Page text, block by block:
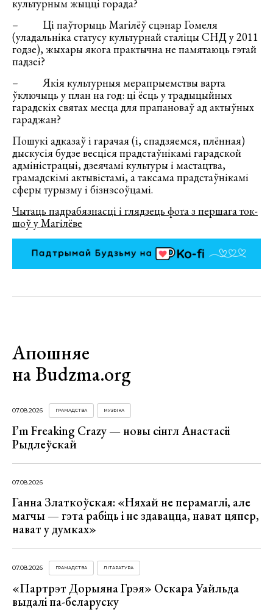
культурным жыцці горада?
– Ці паўторыць Магілёў сцэнар Гомеля
(уладальніка статусу культурнай сталіцы СНД у 2011
годзе), жыхары якога практычна не памятаюць гэтай
падзеі?
– Якія культурныя мерапрыемствы варта
ўключыць у план на год: ці ёсць у традыцыйных
гарадскіх святах месца для прапановаў ад актыўных
гараджан?
Пошукі адказаў і гарачая (і, спадзяемся, плённая)
дыскусія будзе весціся прадстаўнікамі гарадской
адміністрацыі, дзеячамі культуры і мастацтва,
грамадскімі актывістамі, а таксама прадстаўнікамі
сферы турызму і бізнэсоўцамі.
Чытаць падрабязнасці і глядзець фота з першага ток-
шоў у Магілёве
Апошняе
на Budzma.org
07.08.2026 ГРАМАДСТВА МУЗЫКА
I’m Freaking Crazy — новы сінгл Анастасіі
Рыдлеўскай
07.08.2026
Ганна Златкоўская: «Няхай не перамаглі, але
магчы — гэта рабіць і не здавацца, нават цяпер,
нават у думках»
07.08.2026 ГРАМАДСТВА ЛІТАРАТУРА
«Партрэт Дорыяна Грэя» Оскара Уайльда
выдалі па-беларуску